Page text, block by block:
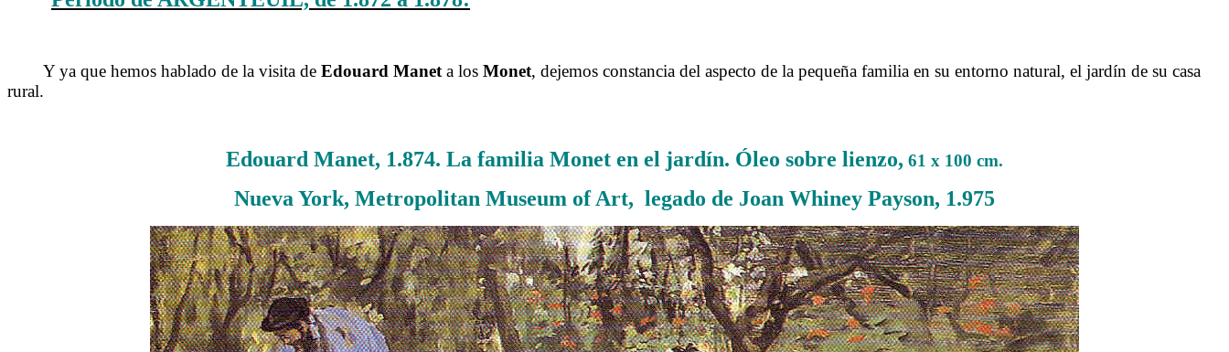
Y ya que hemos hablado de la visita de Edouard Manet a los Monet, dejemos constancia del aspecto de la pequeña familia en su entorno natural, el jardín de su casa
rural.
Edouard Manet, 1.874. La familia Monet en el jardín. Óleo sobre lienzo, 61 x 100 cm.
Nueva York, Metropolitan Museum of Art, legado de Joan Whiney Payson, 1.975